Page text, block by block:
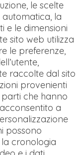
le scelte
la
e le dimensioni
sito web utilizza
le preferenze,
raccolte dal sito
provenienti
che hanno
a
possono
cronologia